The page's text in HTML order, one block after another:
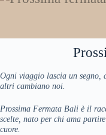
Ogni viaggio lascia un segno,
altri cambiano noi.
Prossima Fermata Bali è il
scelte, nato per chi ama
cuore.